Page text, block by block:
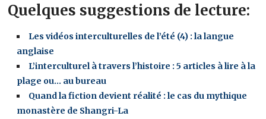
Quelques suggestions de lecture:
Les vidéos interculturelles de l’été (4) : la langue
anglaise
L’interculturel à travers l’histoire : 5 articles à lire à la
plage ou… au bureau
Quand la fiction devient réalité : le cas du mythique
monastère de Shangri-La